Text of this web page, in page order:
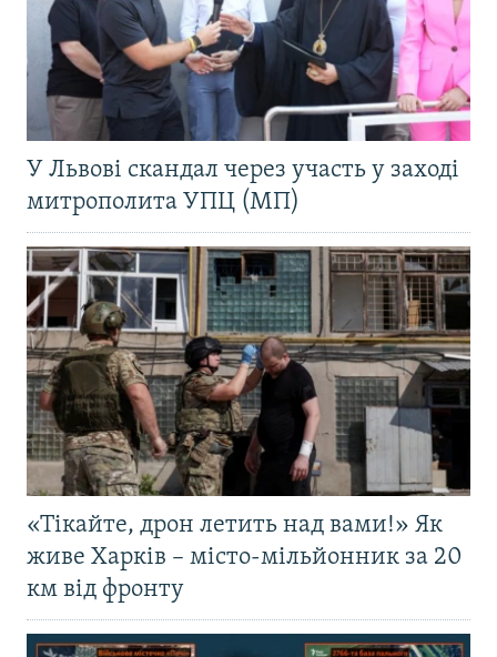
У Львові скандал через участь у заході
митрополита УПЦ (МП)
«Тікайте, дрон летить над вами!» Як
живе Харків – місто-мільйонник за 20
км від фронту